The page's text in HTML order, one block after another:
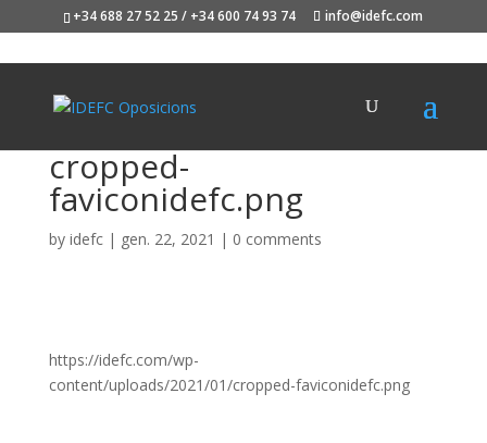
+34 688 27 52 25 / +34 600 74 93 74 info@idefc.com
cropped-
faviconidefc.png
by idefc| gen. 22, 2021 | 0 comments
https://idefc.com/wp-
content/uploads/2021/01/cropped-faviconidefc.png